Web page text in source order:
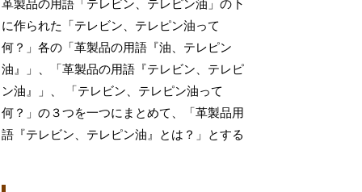
革製品の用語「テレビン、テレピン油」の下
に作られた「テレビン、テレピン油って
何？」各の「革製品の用語『油、テレピン
油』」、「革製品の用語『テレビン、テレピ
ン油』」、 「テレビン、テレピン油って
何？」の３つを一つにまとめて、「革製品用
語『テレビン、テレピン油』とは？」とする